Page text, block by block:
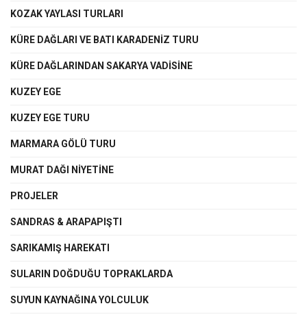
KOZAK YAYLASI TURLARI
KÜRE DAĞLARI VE BATI KARADENİZ TURU
KÜRE DAĞLARINDAN SAKARYA VADİSİNE
KUZEY EGE
KUZEY EGE TURU
MARMARA GÖLÜ TURU
MURAT DAĞI NİYETİNE
PROJELER
SANDRAS & ARAPAPIŞTI
SARIKAMIŞ HAREKATI
SULARIN DOĞDUĞU TOPRAKLARDA
SUYUN KAYNAĞINA YOLCULUK